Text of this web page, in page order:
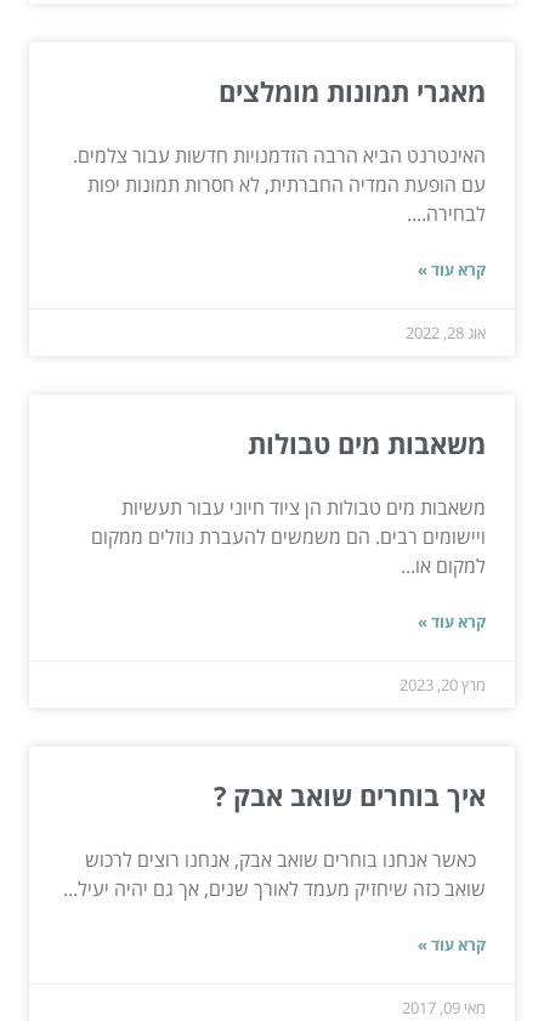
מאגרי תמונות מומלצים
האינטרנט הביא הרבה הזדמנויות חדשות עבור צלמים.
עם הופעת המדיה החברתית, לא חסרות תמונות יפות
לבחירה....
קרא עוד »
אוג 28, 2022
משאבות מים טבולות
משאבות מים טבולות הן ציוד חיוני עבור תעשיות
ויישומים רבים. הם משמשים להעברת נוזלים ממקום
למקום או...
קרא עוד »
מרץ 20, 2023
איך בוחרים שואב אבק ?
כאשר אנחנו בוחרים שואב אבק, אנחנו רוצים לרכוש
שואב כזה שיחזיק מעמד לאורך שנים, אך גם יהיה יעיל...
קרא עוד »
מאי 09, 2017